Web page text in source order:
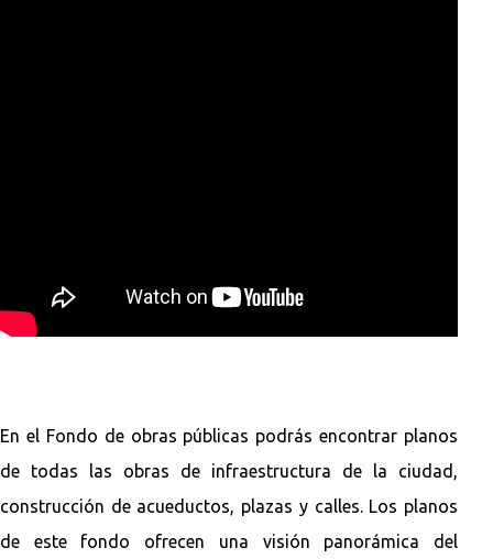
En el Fondo de obras públicas podrás encontrar planos
de todas las obras de infraestructura de la ciudad,
construcción de acueductos, plazas y calles. Los planos
de este fondo ofrecen una visión panorámica del